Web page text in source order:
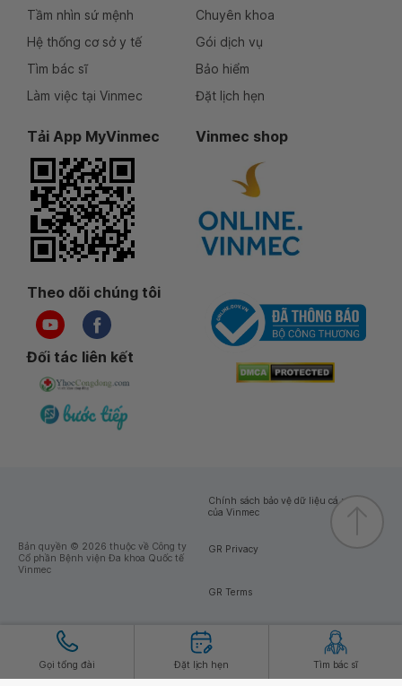
Gọi tổng đài Đặt lịch hẹn Tìm bác sĩ
Tầm nhìn sứ mệnh
Hệ thống cơ sở y tế
Tìm bác sĩ
Làm việc tại Vinmec
Chuyên khoa
Gói dịch vụ
Bảo hiểm
Đặt lịch hẹn
Tải App MyVinmec Vinmec shop
Theo dõi chúng tôi
Đối tác liên kết
Bản quyền © 2026 thuộc về Công ty
Cổ phần Bệnh viện Đa khoa Quốc tế
Vinmec
Chính sách bảo vệ dữ liệu cá nhân
của Vinmec
GR Privacy
GR Terms